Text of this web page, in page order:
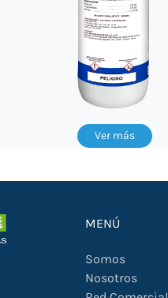
Ver más
MENÚ
Somos
Nosotros